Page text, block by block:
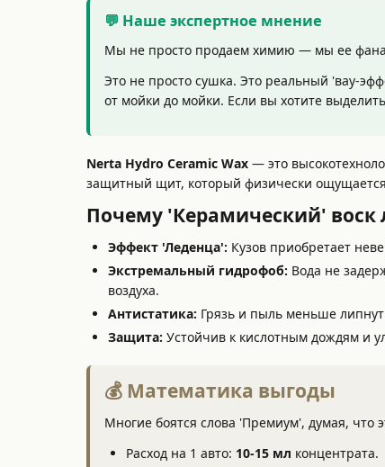
💬 Наше экспертное мнение
Мы не просто продаем химию — мы ее
Это не просто сушка. Это реальный 'вау-
от мойки до мойки. Если вы хотите
Nerta Hydro Ceramic Wax — это
защитный щит, который физически ощущается
Почему 'Керамический' воск
Эффект 'Леденца': Кузов приобретает
Экстремальный гидрофоб: Вода не
воздуха.
Антистатика: Грязь и пыль меньше
Защита: Устойчив к кислотным дождям и
💰 Математика выгоды
Многие боятся слова 'Премиум', думая, что
Расход на 1 авто: 10-15 мл концентрата.